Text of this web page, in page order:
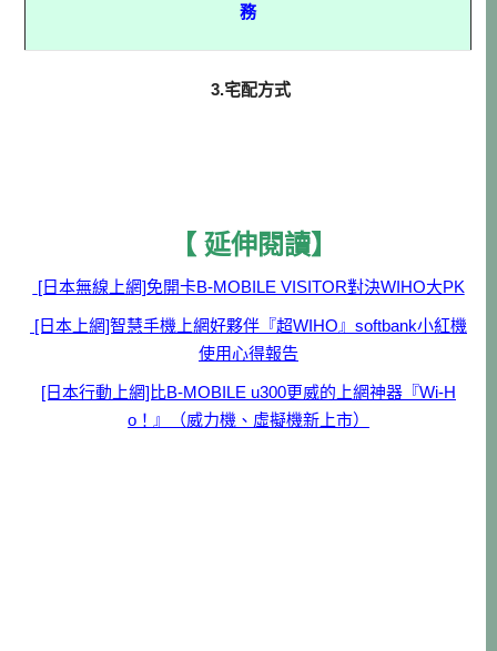
務
3.宅配方式
【 延伸閱讀】
[日本無線上網]免開卡B-MOBILE VISITOR對決WIHO大PK
[日本上網]智慧手機上網好夥伴『超WIHO』softbank小紅機
使用心得報告
[日本行動上網]比B-MOBILE u300更威的上網神器『Wi-H
o！』（威力機、虛擬機新上市）